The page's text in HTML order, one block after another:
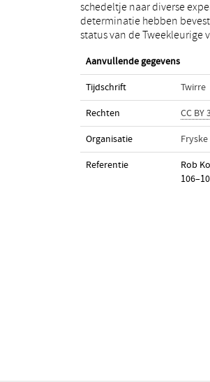
schedeltje naar diverse
determinatie hebben
status van de Tweekleurige
Tweekleurige vleermuis in een
Aanvullende gegevens
Tijdschrift Twirre
Rechten CC
Organisatie
Referentie Rob